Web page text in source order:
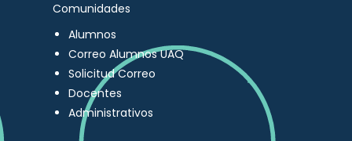
Comunidades
Alumnos
Correo Alumnos UAQ
Solicitud Correo
Docentes
Administrativos